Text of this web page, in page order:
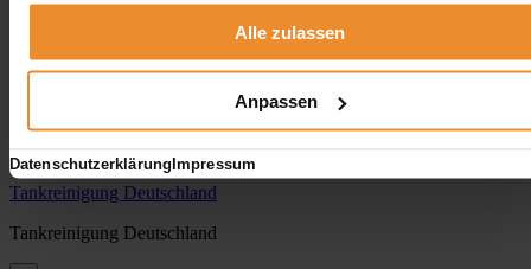
Alle zulassen
Anpassen
DatenschutzerklärungImpressum
Erdtank stilllegen Berlin
Erdtank stilllegen Hessen
Erdtank stilllegen Niedersachsen
Erdtank stilllegen Rheinland-Pfalz
Tankreinigung Deutschland
Tankreinigung Deutschland